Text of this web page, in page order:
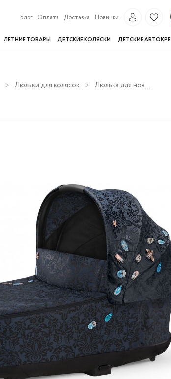
Блог Оплата Доставка Новинки
ЛЕТНИЕ ТОВАРЫ ДЕТСКИЕ КОЛЯСКИ ДЕТСКИЕ
Люльки для колясок Люлька для новорожденных Cybex Priam IV FE Jewels of Nature